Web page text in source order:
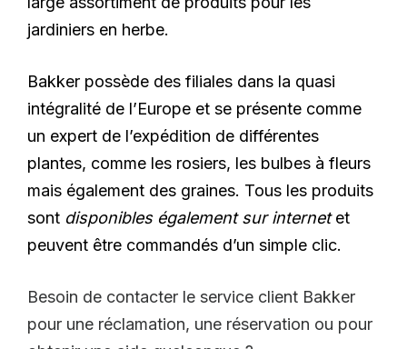
jardiniers en herbe.
Bakker possède des filiales dans la quasi
intégralité de l’Europe et se présente comme
un expert de l’expédition de différentes
plantes, comme les rosiers, les bulbes à fleurs
mais également des graines. Tous les produits
sont disponibles également sur internetet
peuvent être commandés d’un simple clic.
Besoin de contacter le service client Bakker
pour une réclamation, une réservation ou pour